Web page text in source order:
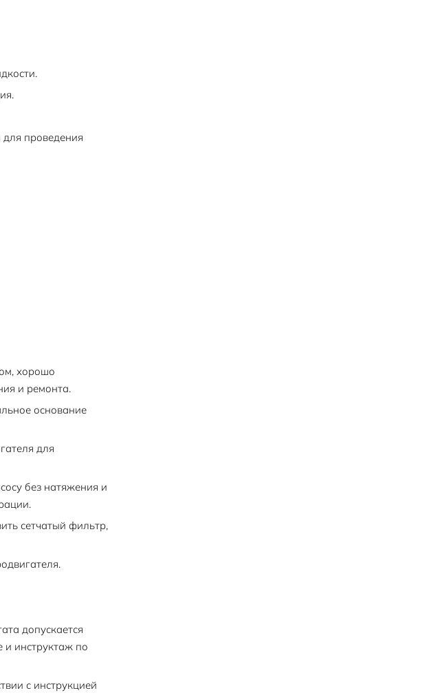
проведения
хорошо
и ремонта.
основание
для
без натяжения и
сетчатый фильтр,
допускается
инструктаж по
с инструкцией